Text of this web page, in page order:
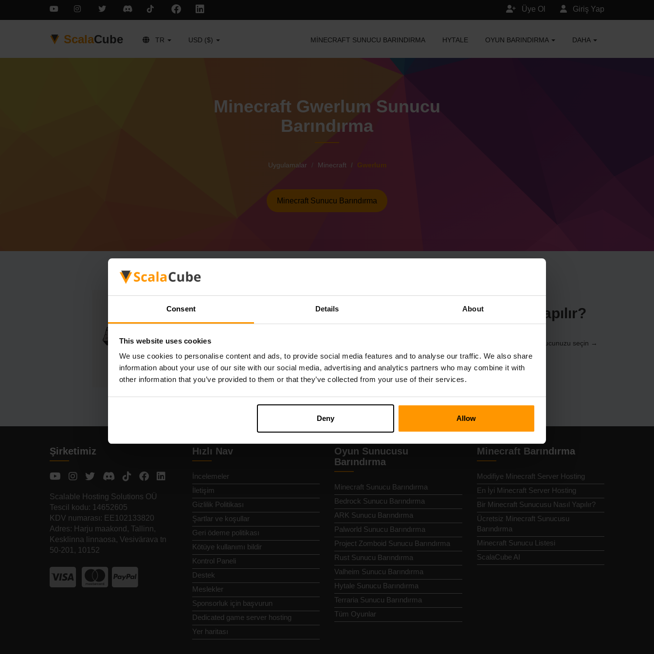
Consent Details About
This website uses cookies
We use cookies to personalise content and ads, to provide social media features and to analyse our traffic. We also share
information about your use of our site with our social media, advertising and analytics partners who may combine it with
other information that you’ve provided to them or that they’ve collected from your use of their services.
Deny Allow
Giriş Yap
Üye Ol
ScalaCube TR USD ($) MINECRAFT SUNUCU BARINDIRMA HYTALE OYUN BARINDIRMA DAHA
Minecraft Gwerlum Sunucu
Barındırma
Uygulamalar Minecraft Gwerlum
Minecraft Sunucu Barındırma
Minecraft Gwerlum Sunucusu Nasıl Yapılır?
aracılığıyla yükleyin (Sunucular → Sunucunuzu seçin →
Oyun Sunucuları → Oyun Sunucusu Ekle → Gwerlum)
Şirketimiz
Scalable Hosting Solutions OÜ
Tescil kodu: 14652605
KDV numarası: EE102133820
Adres: Harju maakond, Tallinn,
Kesklinna linnaosa, Vesivärava tn
50-201, 10152
Hızlı Nav
İncelemeler
İletişim
Gizlilik Politikası
Şartlar ve koşullar
Geri ödeme politikası
Kötüye kullanımı bildir
Kontrol Paneli
Destek
Meslekler
Sponsorluk için başvurun
Dedicated game server hosting
Yer haritası
Oyun Sunucusu
Barındırma
Minecraft Sunucu Barındırma
Bedrock Sunucu Barındırma
ARK Sunucu Barındırma
Palworld Sunucu Barındırma
Project Zomboid Sunucu Barındırma
Rust Sunucu Barındırma
Valheim Sunucu Barındırma
Hytale Sunucu Barındırma
Terraria Sunucu Barındırma
Tüm Oyunlar
Minecraft Barındırma
Modifiye Minecraft Server Hosting
En İyi Minecraft Server Hosting
Bir Minecraft Sunucusu Nasıl Yapılır?
Ücretsiz Minecraft Sunucusu
Barındırma
Minecraft Sunucu Listesi
ScalaCube AI